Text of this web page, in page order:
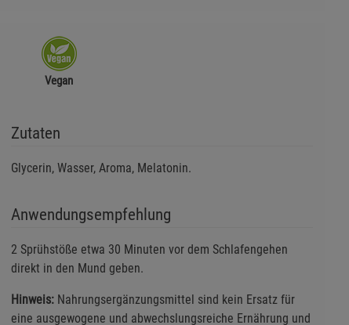
Vegan
Zutaten
Glycerin, Wasser, Aroma, Melatonin.
Anwendungsempfehlung
2 Sprühstöße etwa 30 Minuten vor dem Schlafengehen
direkt in den Mund geben.
Hinweis:Nahrungsergänzungsmittel sind kein Ersatz für
eine ausgewogene und abwechslungsreiche Ernährung und